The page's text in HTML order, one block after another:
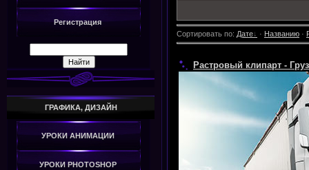
Регистрация
ГРАФИКА, ДИЗАЙН
УРОКИ АНИМАЦИИ
УРОКИ PHOTOSHOP
Сортировать по: Дате · Названию ·
Растровый клипарт -